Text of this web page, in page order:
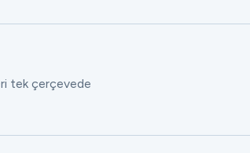
tek çerçevede